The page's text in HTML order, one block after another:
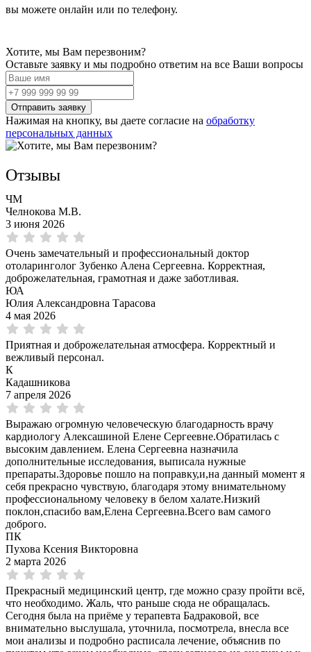
вы можете онлайн или по телефону.
Хотите, мы Вам перезвоним?
Оставьте заявку и мы подробно ответим на все Ваши вопросы
Нажимая на кнопку, вы даете согласие на обработку
персональных данных
Отзывы
ЧМ
Челнокова М.В.
3 июня 2026
Очень замечательный и профессиональный доктор
отоларинголог Зубенко Алена Сергеевна. Корректная,
доброжелательная, грамотная и даже заботливая.
ЮА
Юлия Александровна Тарасова
4 мая 2026
Приятная и доброжелательная атмосфера. Корректный и
вежливый персонал.
К
Кадашникова
7 апреля 2026
Выражаю огромную человеческую благодарность врачу
кардиологу Алексашиной Елене Сергеевне.Обратилась с
высоким давлением. Елена Сергеевна назначила
дополнительные исследования, выписала нужные
препараты.Здоровье пошло на поправку,и,на данный момент я
себя прекрасно чувствую, благодаря этому внимательному
профессиональному человеку в белом халате.Низкий
поклон,спасибо вам,Елена Сергеевна.Всего вам самого
доброго.
ПК
Пухова Ксения Викторовна
2 марта 2026
Прекрасный медицинский центр, где можно сразу пройти всё,
что необходимо. Жаль, что раньше сюда не обращалась.
Сегодня была на приёме у терапевта Бадраковой, все
внимательно выслушала, уточнила, посмотрела, внесла все
мои анализы и подробно расписала лечение, объяснив по